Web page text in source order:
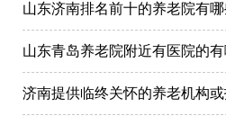
山东济南排名前十的养老院有
山东青岛养老院附近有医院的有
济南提供临终关怀的养老机构